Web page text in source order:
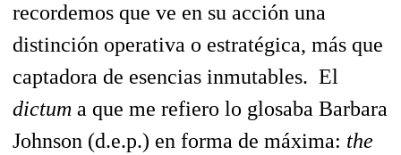
recordemos que ve en su acción una
distinción operativa o estratégica, más que
captadora de esencias inmutables. El
dictum a que me refiero lo glosaba Barbara
Johnson (d.e.p.) en forma de máxima: the